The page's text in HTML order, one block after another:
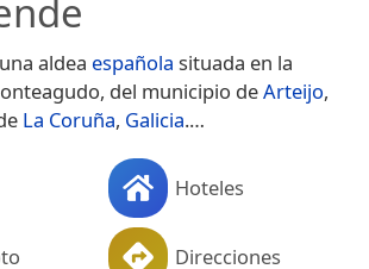
aldea​ española situada en la
del municipio deArteijo,
La Coruña, Galicia.​…
Hoteles
Direcciones